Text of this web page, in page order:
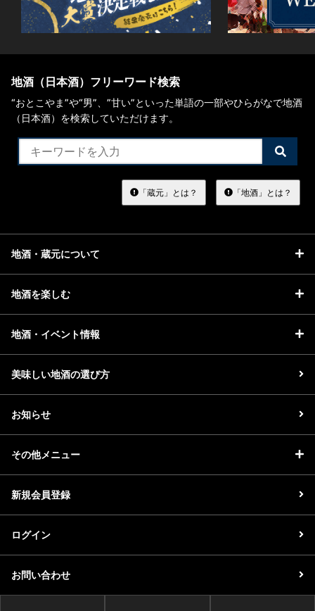
地酒（日本酒）フリーワード検索
“おとこやま”や“男”、”甘い”といった単語の一部やひらがなで地酒
（日本酒）を検索していただけます。
検
索
る
「蔵元」とは？ 「地酒」とは？
地酒・蔵元について
地酒を楽しむ
地酒・イベント情報
美味しい地酒の選び方
お知らせ
その他メニュー
新規会員登録
ログイン
お問い合わせ